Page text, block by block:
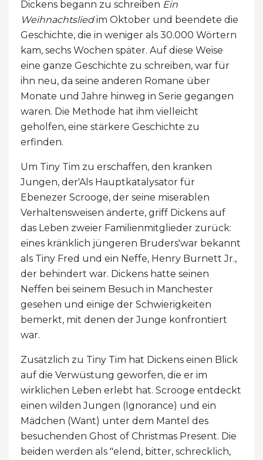
Dickens begann zu schreiben Ein
Weihnachtsliedim Oktober und beendete die
Geschichte, die in weniger als 30.000 Wörtern
kam, sechs Wochen später. Auf diese Weise
eine ganze Geschichte zu schreiben, war für
ihn neu, da seine anderen Romane über
Monate und Jahre hinweg in Serie gegangen
waren. Die Methode hat ihm vielleicht
geholfen, eine stärkere Geschichte zu
erfinden.
Um Tiny Tim zu erschaffen, den kranken
Jungen, der'Als Hauptkatalysator für
Ebenezer Scrooge, der seine miserablen
Verhaltensweisen änderte, griff Dickens auf
das Leben zweier Familienmitglieder zurück:
eines kränklich jüngeren Bruders'war bekannt
als Tiny Fred und ein Neffe, Henry Burnett Jr.,
der behindert war. Dickens hatte seinen
Neffen bei seinem Besuch in Manchester
gesehen und einige der Schwierigkeiten
bemerkt, mit denen der Junge konfrontiert
war.
Zusätzlich zu Tiny Tim hat Dickens einen Blick
auf die Verwüstung geworfen, die er im
wirklichen Leben erlebt hat. Scrooge entdeckt
einen wilden Jungen (Ignorance) und ein
Mädchen (Want) unter dem Mantel des
besuchenden Ghost of Christmas Present. Die
beiden werden als "elend, bitter, schrecklich,